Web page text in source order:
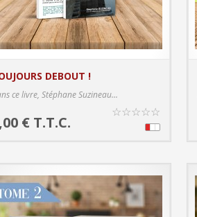
DEBOUT !
ce livre, Stéphane Suzineau...
€ T.T.C.
☆☆☆☆☆